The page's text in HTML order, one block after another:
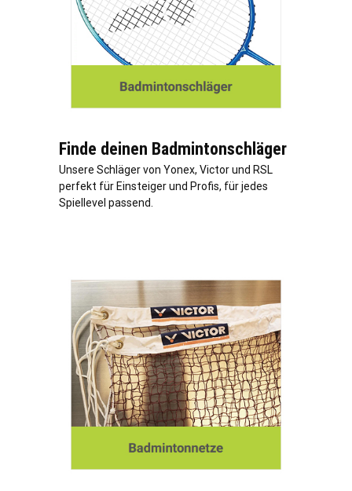
Finde deinen Badmintonschläger
Unsere Schläger von Yonex, Victor und RSL
perfekt für Einsteiger und Profis, für jedes
Spiellevel passend.